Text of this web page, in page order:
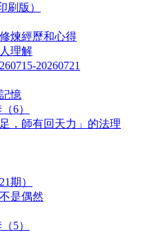
刷版）
煉經歷和心得
理解
20260721
憶
6）
，師有回天力」的法理
期）
是偶然
5）